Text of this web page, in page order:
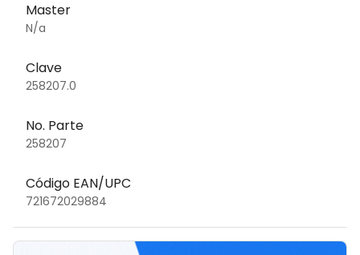
Master
N/a
Clave
258207.0
No. Parte
258207
Código EAN/UPC
721672029884